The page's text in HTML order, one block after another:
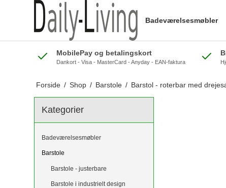
Badeværelsesmøbler
MobilePay og betalingskort
Dankort - Visa - MasterCard - Anyday - EAN-faktura
Forside / Shop / Barstole / Barstol - roterbar med
Kategorier
Badeværelsesmøbler
Barstole
Barstole - justerbare
Barstole i industrielt design